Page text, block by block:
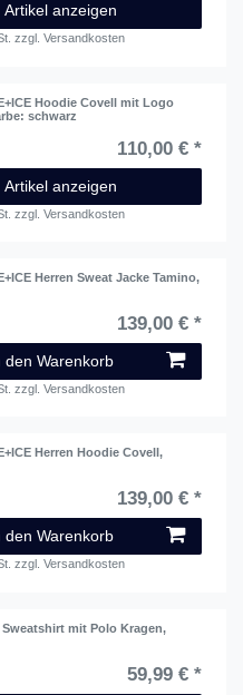
Artikel anzeigen
zzgl.Versandkosten
Hoodie Covell mit Logo
schwarz
110,00 € *
Artikel anzeigen
zzgl.Versandkosten
Herren Sweat Jacke Tamino,
139,00 € *
den Warenkorb
zzgl.Versandkosten
Herren Hoodie Covell,
139,00 € *
den Warenkorb
zzgl.Versandkosten
Sweatshirt mit Polo Kragen,
59,99 € *